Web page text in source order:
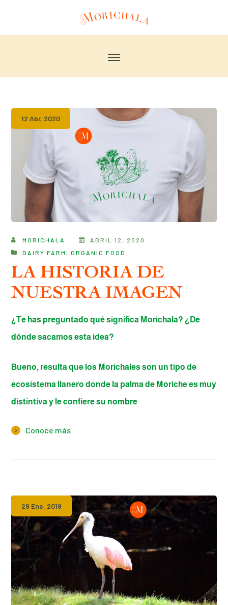
12 Abr, 2020
MORICHALA
ABRIL 12, 2020
DAIRY FARM ,ORGANIC FOOD
LA HISTORIA DE
NUESTRA IMAGEN
¿Te has preguntado qué significa Morichala? ¿De
dónde sacamos esta idea?
Bueno, resulta que los Morichales son un tipo de
ecosistema llanero donde la palma de Moriche es muy
distintiva y le confiere su nombre
Conoce más
29 Ene, 2019